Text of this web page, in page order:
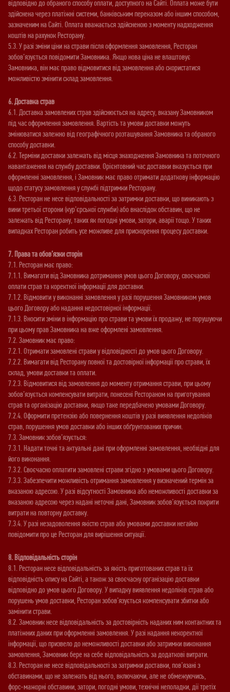
відповідно до обраного способу оплати, доступного на Сайті. Оплата може бути
здійснена через платіжні системи, банківським переказом або іншим способом,
зазначеним на Сайті. Оплата вважається здійсненою з моменту надходження
коштів на рахунок Ресторану.
5.3. У разі зміни ціни на страви після оформлення замовлення, Ресторан
зобов’язується повідомити Замовника. Якщо нова ціна не влаштовує
Замовника, він має право відмовитися від замовлення або скористатися
можливістю змінити склад замовлення.
6. Доставка страв
6.1. Доставка замовлених страв здійснюється на адресу, вказану Замовником
під час оформлення замовлення. Вартість та умови доставки можуть
змінюватися залежно від географічного розташування Замовника та обраного
способу доставки.
6.2. Терміни доставки залежать від місця знаходження Замовника та поточного
навантаження на службу доставки. Орієнтовний час доставки вказується при
оформленні замовлення, і Замовник має право отримати додаткову інформацію
щодо статусу замовлення у службі підтримки Ресторану.
6.3. Ресторан не несе відповідальності за затримки доставки, що виникають з
вини третьої сторони (кур’єрської служби) або внаслідок обставин, що не
залежать від Ресторану, таких як погодні умови, затори, аварії тощо. У таких
випадках Ресторан робить усе можливе для прискорення процесу доставки.
7. Права та обов’язки сторін
7.1. Ресторан має право:
7.1.1. Вимагати від Замовника дотримання умов цього Договору, своєчасної
оплати страв та коректної інформації для доставки.
7.1.2. Відмовити у виконанні замовлення у разі порушення Замовником умов
цього Договору або надання недостовірної інформації.
7.1.3. Вносити зміни в інформацію про страви та умови їх продажу, не порушуючи
при цьому прав Замовника на вже оформлені замовлення.
7.2. Замовник має право:
7.2.1. Отримати замовлені страви у відповідності до умов цього Договору.
7.2.2. Вимагати від Ресторану повної та достовірної інформації про страви, їх
склад, умови доставки та оплати.
7.2.3. Відмовитися від замовлення до моменту отримання страви, при цьому
зобов’язується компенсувати витрати, понесені Рестораном на приготування
страв та організацію доставки, якщо таке передбачено умовами Договору.
7.2.4. Оформити претензію або повернення коштів у разі виявлення недоліків
страв, порушення умов доставки або інших обґрунтованих причин.
7.3. Замовник зобов’язується:
7.3.1. Надати точні та актуальні дані при оформленні замовлення, необхідні для
його виконання.
7.3.2. Своєчасно оплатити замовлені страви згідно з умовами цього Договору.
7.3.3. Забезпечити можливість отримання замовлення у визначений термін за
вказаною адресою. У разі відсутності Замовника або неможливості доставки за
вказаною адресою через надані неточні дані, Замовник зобов’язується покрити
витрати на повторну доставку.
7.3.4. У разі незадоволення якістю страв або умовами доставки негайно
повідомити про це Ресторан для вирішення ситуації.
8. Відповідальність сторін
8.1. Ресторан несе відповідальність за якість приготованих страв та їх
відповідність опису на Сайті, а також за своєчасну організацію доставки
відповідно до умов цього Договору. У випадку виявлення недоліків страв або
порушень умов доставки, Ресторан зобов’язується компенсувати збитки або
замінити страви.
8.2. Замовник несе відповідальність за достовірність наданих ним контактних та
платіжних даних при оформленні замовлення. У разі надання некоректної
інформації, що призвело до неможливості доставки або затримки виконання
замовлення, Замовник бере на себе відповідальність за додаткові витрати.
8.3. Ресторан не несе відповідальності за затримки доставки, пов’язані з
обставинами, що не залежать від нього, включаючи, але не обмежуючись,
форс-мажорні обставини, затори, погодні умови, технічні неполадки, дії третіх